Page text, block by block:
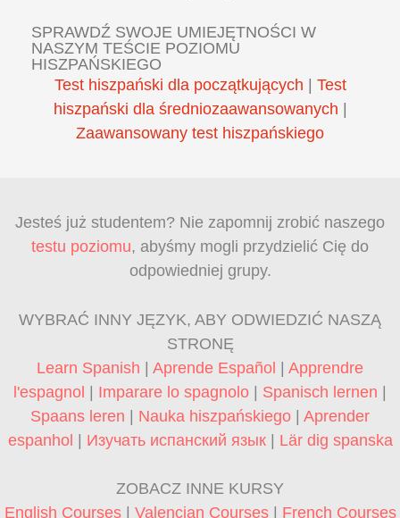
SPRAWDŹ SWOJE UMIEJĘTNOŚCI W
NASZYM TEŚCIE POZIOMU
HISZPAŃSKIEGO
Test hiszpański dla początkujących | Test
hiszpański dla średniozaawansowanych |
Zaawansowany test hiszpańskiego
Jesteś już studentem? Nie zapomnij zrobić naszego
testu poziomu, abyśmy mogli przydzielić Cię do
odpowiedniej grupy.
WYBRAĆ INNY JĘZYK, ABY ODWIEDZIĆ NASZĄ
STRONĘ
Learn Spanish | Aprende Español | Apprendre
l'espagnol | Imparare lo spagnolo | Spanisch lernen |
Spaans leren | Nauka hiszpańskiego | Aprender
espanhol | Изучать испанский язык| Lär dig spanska
ZOBACZ INNE KURSY
English Courses| Valencian Courses| French Courses